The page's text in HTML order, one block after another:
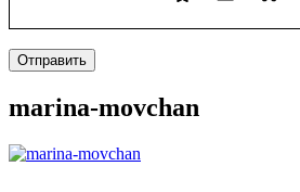
Отправить
marina-movchan